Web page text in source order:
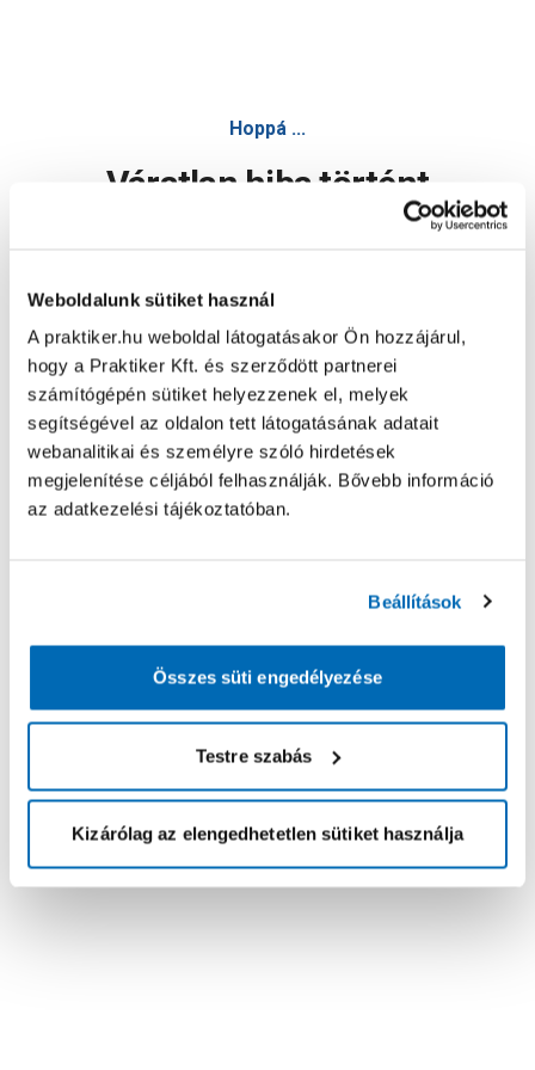
Weboldalunk sütiket használ
A praktiker.hu weboldal látogatásakor Ön hozzájárul,
hogy a Praktiker Kft. és szerződött partnerei
számítógépén sütiket helyezzenek el, melyek
segítségével az oldalon tett látogatásának adatait
webanalitikai és személyre szóló hirdetések
megjelenítése céljából felhasználják. Bővebb információ
az adatkezelési tájékoztatóban.
Beállítások
Összes süti engedélyezése
Testre szabás
Kizárólag az elengedhetetlen sütiket használja
Hoppá ...
Váratlan hiba történt
Oldal újratöltése